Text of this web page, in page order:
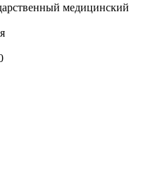
медицинский